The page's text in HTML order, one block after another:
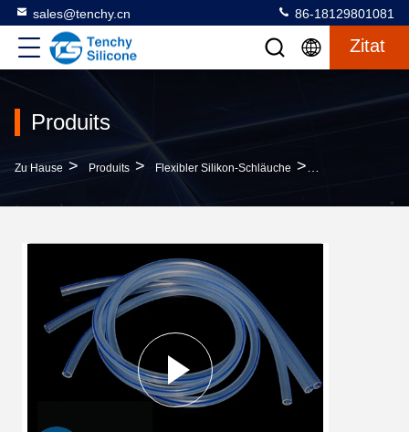
sales@tenchy.cn 86-18129801081
Zitat
Produits
Zu Hause > Produits > Flexibler Silikon-Schläuche >